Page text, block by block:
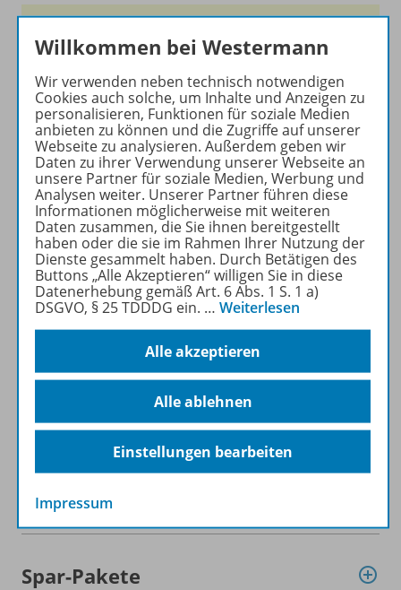
die Unterrichtspraxis!
Ihr Wegweiser zu den
wichtigsten Seiten von PRAXIS
GEOGRAPHIE:
zu den Abo-Angeboten
zum Zeitschriftenkiosk
zum Online-Archiv
Mehr zur Zeitschrift
Informationen
Beschreibung
Weitere Inhalte der Ausgabe
Spar-Pakete
Willkommen bei Westermann
Wir verwenden neben technisch notwendigen
Cookies auch solche, um Inhalte und Anzeigen zu
personalisieren, Funktionen für soziale Medien
anbieten zu können und die Zugriffe auf unserer
Webseite zu analysieren. Außerdem geben wir
Daten zu ihrer Verwendung unserer Webseite an
unsere Partner für soziale Medien, Werbung und
Analysen weiter. Unserer Partner führen diese
Informationen möglicherweise mit weiteren
Daten zusammen, die Sie ihnen bereitgestellt
haben oder die sie im Rahmen Ihrer Nutzung der
Dienste gesammelt haben. Durch Betätigen des
Buttons „Alle Akzeptieren“ willigen Sie in diese
Datenerhebung gemäß Art. 6 Abs. 1 S. 1 a)
DSGVO, § 25 TDDDG ein. … Weiterlesen
Alle akzeptieren
Alle ablehnen
Einstellungen bearbeiten
Impressum